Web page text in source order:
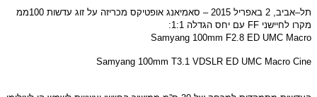
תל–אביב, 2 באפריל 2015 – סאמיאנג אופטיקס מכריזה על זוג עדשות 100ממ
מקרו לחיישני FF עם יחס הגדלה 1:1:
Samyang 100mm F2.8 ED UMC Macro
Samyang 100mm T3.1 VDSLR ED UMC Macro Cine